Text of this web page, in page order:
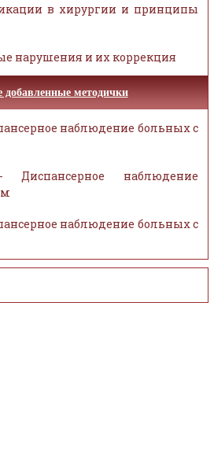
в хирургии и принципы
нарушения и их коррекция
добавленные методички
наблюдение больных с
наблюдение
наблюдение больных с